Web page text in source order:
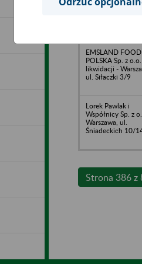
o.o. - Warszawa,
EMSLAND FOOD
POLSKA Sp. z
likwidacji -
ul. Siłaczki 3/9
Lorek Pawlak i
Współnicy Sp. z
Warszawa, ul.
Śniadeckich 10/
Strona 386 z